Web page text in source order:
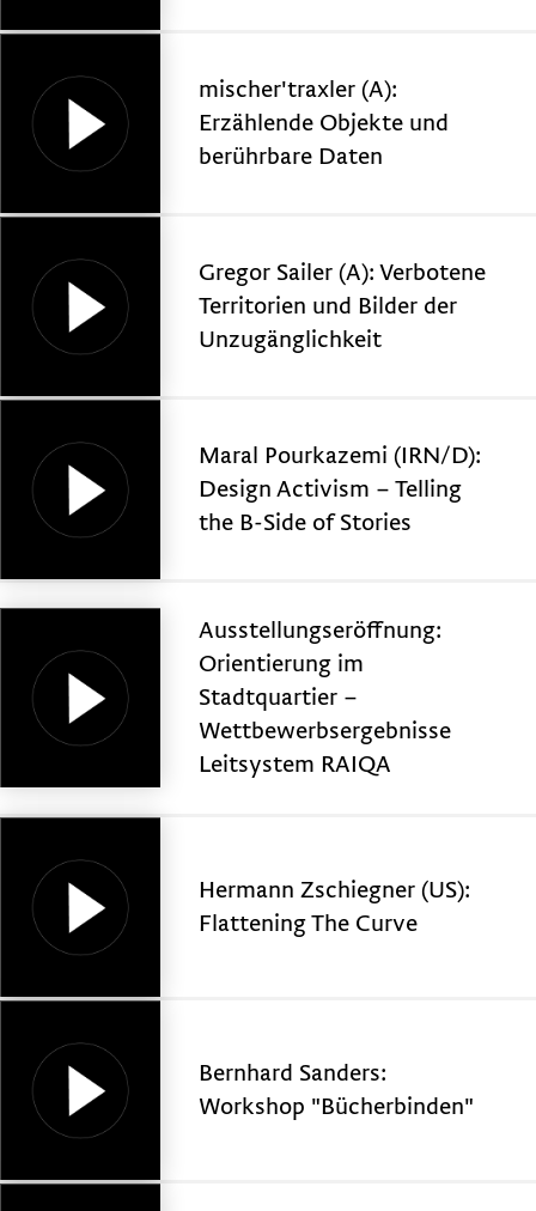
mischer'traxler (A):
Erzählende Objekte und
berührbare Daten
Gregor Sailer (A): Verbotene
Territorien und Bilder der
Unzugänglichkeit
Maral Pourkazemi (IRN/D):
Design Activism – Telling
the B-Side of Stories
Ausstellungseröffnung:
Orientierung im
Stadtquartier –
Wettbewerbsergebnisse
Leitsystem RAIQA
Hermann Zschiegner (US):
Flattening The Curve
Bernhard Sanders:
Workshop "Bücherbinden"